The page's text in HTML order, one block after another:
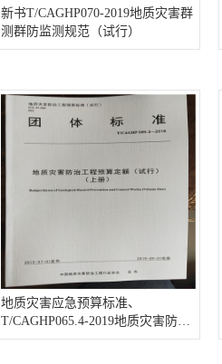
新书T/CAGHP070-2019地质灾害群
测群防监测规范（试行）
地质灾害应急预算标准、
T/CAGHP065.4-2019地质灾害防治
工程施工机械台时费定额及混凝